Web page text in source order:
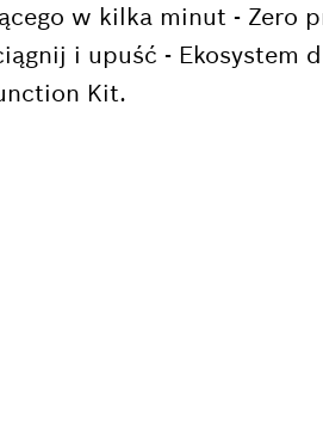
w kilka minut - Zero
i upuść -
Kit.